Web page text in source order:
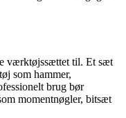
værktøjssættet til. Et sæt
som hammer,
brug bør
momentnøgler, bitsæt